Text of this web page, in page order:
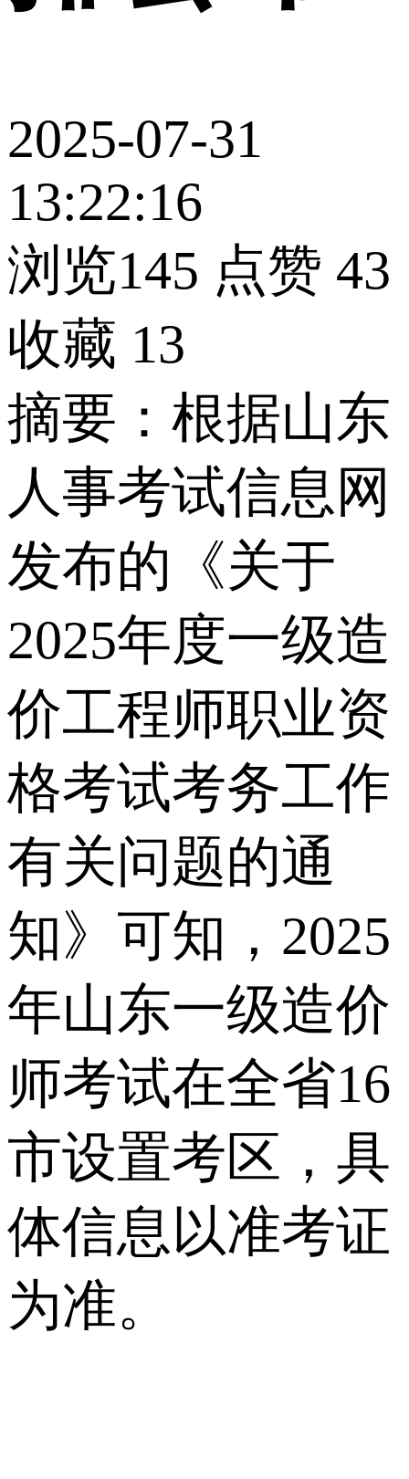
2025-07-31
13:22:16
浏览145 点赞 43
收藏 13
摘要：根据山东
人事考试信息网
发布的《关于
2025年度一级造
价工程师职业资
格考试考务工作
有关问题的通
知》可知，2025
年山东一级造价
师考试在全省16
市设置考区，具
体信息以准考证
为准。